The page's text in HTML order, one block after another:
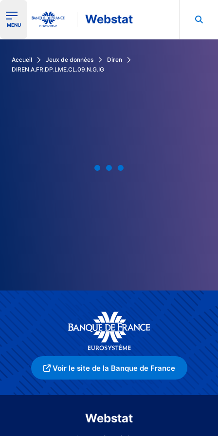
Ouvrir le menu de navigation
MENU Webstat
Accueil Jeux de données
Diren
DIREN.A.FR.DP.LME.CL.09.N.G.IG
Voir le site de la Banque de France
Webstat